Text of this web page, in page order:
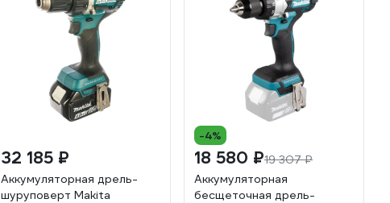
32 185 ₽
Аккумуляторная дрель-
шуруповерт Makita
-4%
18 580 ₽19 307 ₽
Аккумуляторная
бесщеточная дрель-